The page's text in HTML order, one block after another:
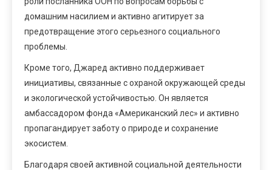
домашним насилием и активно агитирует за
предотвращение этого серьезного социального
проблемы.
Кроме того, Джаред активно поддерживает
инициативы, связанные с охраной окружающей среды
и экологической устойчивостью. Он является
амбассадором фонда «Американский лес» и активно
пропагандирует заботу о природе и сохранение
экосистем.
Благодаря своей активной социальной деятельности